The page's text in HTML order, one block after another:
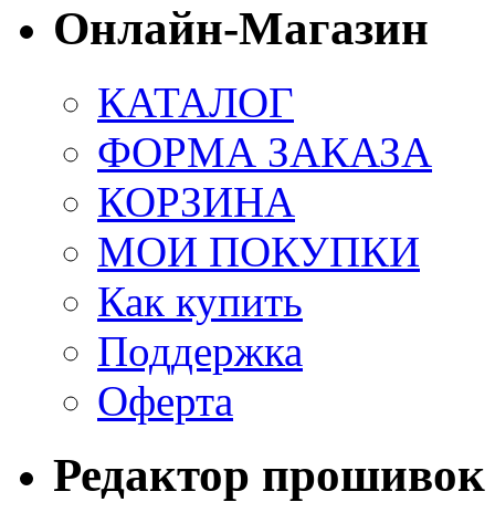
Онлайн-Магазин
КАТАЛОГ
ФОРМА ЗАКАЗА
КОРЗИНА
МОИ ПОКУПКИ
Как купить
Поддержка
Оферта
Редактор прошивок